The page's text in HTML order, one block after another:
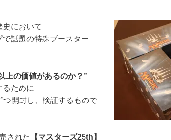
史において
話題の特殊ブースター
上の価値があるのか？”
るために
開封し、検証するもので
された
【マスターズ25th】